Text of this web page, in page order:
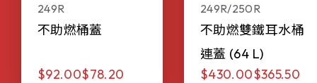
249R
不助燃桶蓋
$92.00$78.20
249R/250R
不助燃雙鐵耳水桶
連蓋 (64 L)
$430.00$365.50